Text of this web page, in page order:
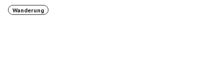
Wanderung